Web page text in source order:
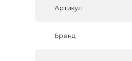
Артикул
Бренд